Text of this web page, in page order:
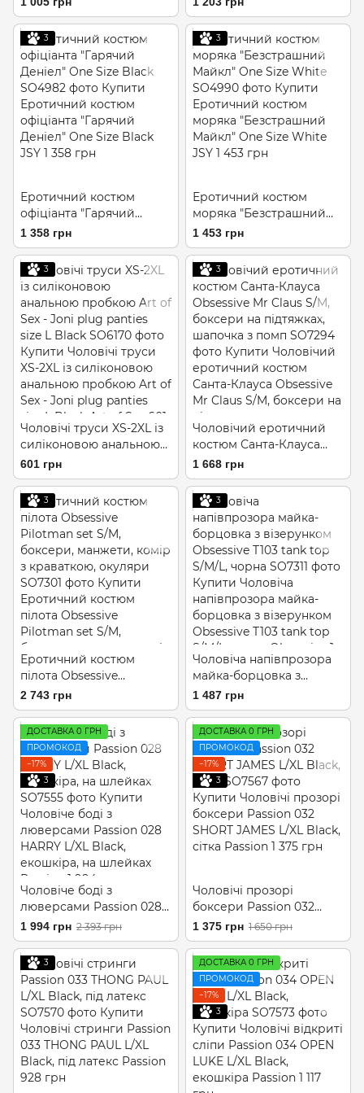
напівпрозорі трусики і
маєчка
3
Еротичний костюм
офіціанта "Гарячий
Деніел" One Size Black
1 358 грн
3
Еротичний костюм
моряка "Безстрашний
Майкл" One Size White
1 453 грн
3
Чоловічі труси XS-2XL із
силіконовою анальною
пробкою Art of Sex - Joni
plug panties size L Black
601 грн
3
Чоловічий еротичний
костюм Санта-Клауса
Obsessive Mr Claus S/M,
боксери на підтяжках,
шапочка з помп
1 668 грн
3
Еротичний костюм
пілота Obsessive
Pilotman set S/M,
боксери, манжети, комір
з краваткою, окуляри
2 743 грн
3
Чоловіча напівпрозора
майка-борцовка з
візерунком Obsessive
T103 tank top S/M/L,
чорна
1 487 грн
ДОСТАВКА 0 ГРН
ПРОМОКОД
−17%
3
Чоловіче боді з
люверсами Passion 028
HARRY L/XL Black,
екошкіра, на шлейках
1 994 грн 2 393 грн
ДОСТАВКА 0 ГРН
ПРОМОКОД
−17%
3
Чоловічі прозорі
боксери Passion 032
SHORT JAMES L/XL Black,
сітка
1 375 грн 1 650 грн
3
ДОСТАВКА 0 ГРН
ПРОМОКОД
−17%
3